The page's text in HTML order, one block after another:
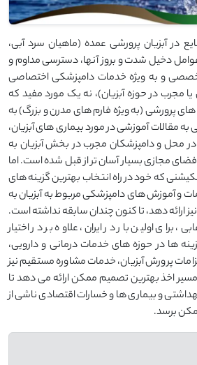
در آبزیان پرورشی عمده (ماهیان سرد آبی،
دخیل شدت و بروز آنها، دسترسی مداوم و
و به ویژه خدمات دامپزشکی اختصاصی
مجرب در حوزه آبزیان)، نه یک مورد مفید که
های پرورشی (به ویژه فارم های مدرن و بزرگ) به
مقالات آموزشی در مورد بیماری های آبزیان،
در محل و دامپزشکان مجرب در بخش آبزیان به
مجازی بسیار آسان تر از قبل شده است. اما
که خود در راه انتخاب بهترین گزینه های
و آموزش های دامپزشکی مربوط به آبزیان به
ارائه دهد، تا کنون چندان سابقه نداشته است.
برای اولین بار در ایران، علاوه بر در اختیار
ها در حوزه های خدمات درمانی و دارویی،
پرورش آبزیان، خدمات مشاوره مستقیم نیز
اخذ بهترین تصمیم ممکن ارائه می دهد تا
و بیماری ها و خسارات اقتصادی ناشی از
برسد.